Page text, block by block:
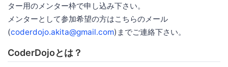
ター用のメンター枠で申し込み下さい。
メンターとして参加希望の方はこちらのメール
(coderdojo.akita@gmail.com)までご連絡下さい。
CoderDojoとは？